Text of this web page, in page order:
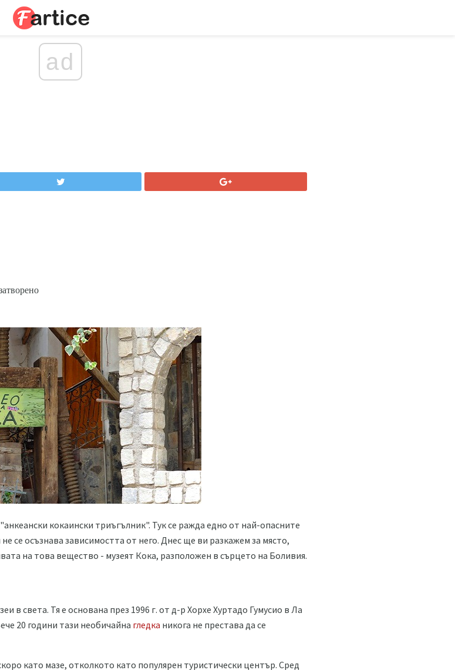
ad
кокаински триъгълник". Тук се ражда едно от най-опасните
се осъзнава зависимостта от него. Днес ще ви разкажем за място,
на това вещество - музеят Кока, разположен в сърцето на Боливия.
в света. Тя е основана през 1996 г. от д-р Хорхе Хуртадо Гумусио в Ла
20 години тази необичайна гледка никога не престава да се
като мазе, отколкото като популярен туристически център. Сред